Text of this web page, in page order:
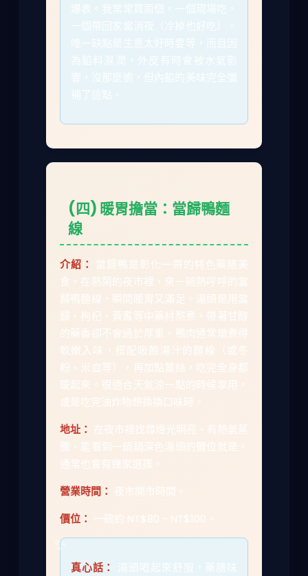
(四) 暖胃擔當：當歸鴨麵
線
介紹： 當歸鴨是彰化一帶的特色藥膳美
食。在熱鬧的夜市裡，來一碗熱呼呼的當
歸鴨麵線，瞬間暖胃又滿足。湯頭是用當
歸、枸杞、黃耆等中藥材熬煮，帶著甘醇
的藥香卻不會過於厚重。鴨肉通常燉煮得
軟嫩入味，搭配吸飽湯汁的麵線（或冬
粉、米血等），再加點薑絲，吃完全身都
暖起來。很適合天氣涼一點的時候享用，
或是吃完油炸物想換換口味時。
地址： 在夜市裡找尋燈光明亮、有熱氣蒸
騰、能看到一鍋鍋深色湯頭的攤位就是。
通常也會有幾家選擇。
營業時間： 夜市開市時間。
價位： 一碗約 NT$80 - NT$100。
真心話：